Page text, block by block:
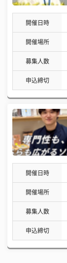
開催日時
開催場所
募集人数
申込締切
開催日時
開催場所
募集人数
申込締切